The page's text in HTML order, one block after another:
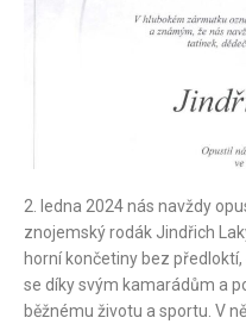
2. ledna 2024 nás navždy
znojemský rodák Jindřich
horní končetiny bez
se díky svým kamarádům a
běžnému životu a sportu. V